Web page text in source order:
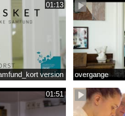
01:13
version overgange
01:51